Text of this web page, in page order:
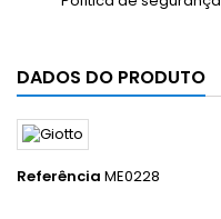
DADOS DO PRODUTO
Referência ME0228